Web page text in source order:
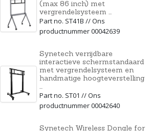
(max 86 inch) met
vergrendelsysteem ...
Part no. ST41B // Ons
productnummer 00042639
Synetech verrijdbare
interactieve schermstandaard
met vergrendelsysteem en
handmatige hoogteverstelling
...
Part no. ST01 // Ons
productnummer 00042640
Synetech Wireless Dongle for